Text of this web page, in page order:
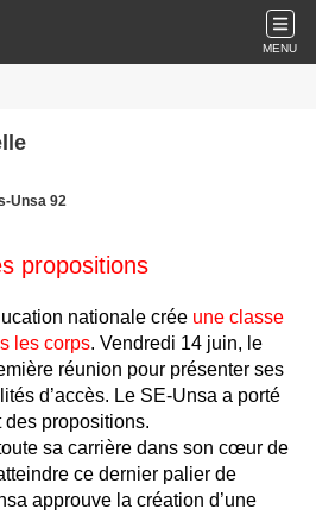
MENU
Unsa 92
propositions
nationale crée une classe
les corps. Vendredi 14 juin, le
réunion pour présenter ses
d’accès. Le SE-Unsa a porté
propositions.
sa carrière dans son cœur de
ce dernier palier de
approuve la création d’une